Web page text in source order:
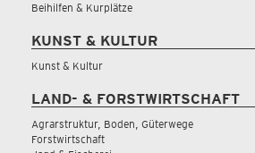
Beihilfen & Kurplätze
KUNST & KULTUR
Kunst & Kultur
LAND- & FORSTWIRTSCHAFT
Agrarstruktur, Boden, Güterwege
Forstwirtschaft